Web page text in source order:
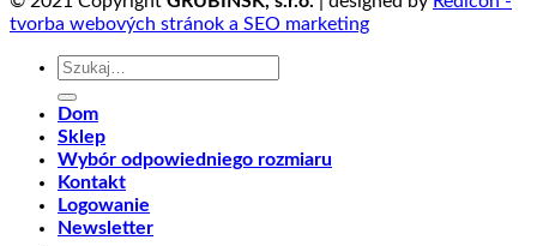
tvorba webových stránok a SEO marketing
Szukaj:
Dom
Sklep
Wybór odpowiedniego rozmiaru
Kontakt
Logowanie
Newsletter